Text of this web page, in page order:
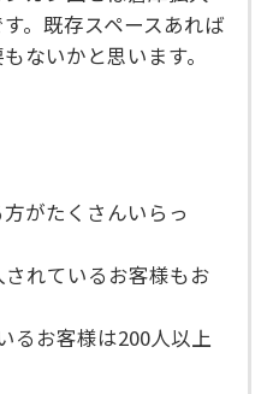
。既存スペースあれば
ないかと思います。
がたくさんいらっ
れているお客様もお
るお客様は200人以上